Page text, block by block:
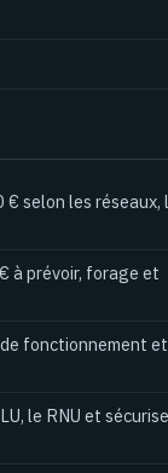
selon les réseaux,
à prévoir, forage et
fonctionnement et
le RNU et